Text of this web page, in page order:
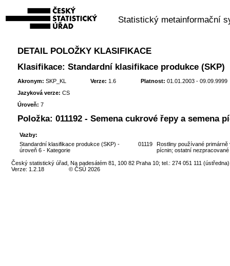
Statistický metainformační
DETAIL POLOŽKY KLASIFIKACE
Klasifikace: Standardní klasifikace produkce (SKP)
Akronym: SKP_KL Verze: 1.6 Platnost: 01.01.2003 - 09.09.9999
Jazyková verze: CS
Úroveň: 7
Položka: 011192 - Semena cukrové řepy a semena
Vazby:
Standardní klasifikace produkce (SKP) -
úroveň 6 - Kategorie
01119
Rostliny používané
pícnin; ostatní
Český statistický úřad, Na padesátém 81, 100 82 Praha 10; tel.: 274 051 111 (ústředna)
Verze: 1.2.18
© ČSÚ 2026